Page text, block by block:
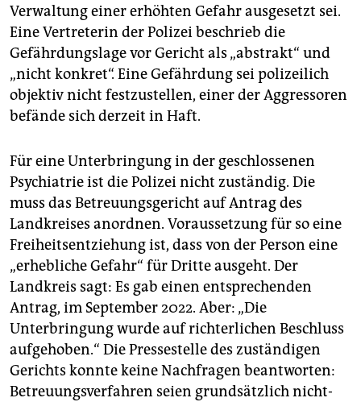
Verwaltung einer erhöhten Gefahr ausgesetzt sei.
Eine Vertreterin der Polizei beschrieb die
Gefährdungslage vor Gericht als „abstrakt“ und
„nicht konkret“. Eine Gefährdung sei polizeilich
objektiv nicht festzustellen, einer der Aggressoren
befände sich derzeit in Haft.
Für eine Unterbringung in der geschlossenen
Psychiatrie ist die Polizei nicht zuständig. Die
muss das Betreuungsgericht auf Antrag des
Landkreises anordnen. Voraussetzung für so eine
Freiheitsentziehung ist, dass von der Person eine
„erhebliche Gefahr“ für Dritte ausgeht. Der
Landkreis sagt: Es gab einen entsprechenden
Antrag, im September 2022. Aber: „Die
Unterbringung wurde auf richterlichen Beschluss
aufgehoben.“ Die Pressestelle des zuständigen
Gerichts konnte keine Nachfragen beantworten:
Betreuungsverfahren seien grundsätzlich nicht-